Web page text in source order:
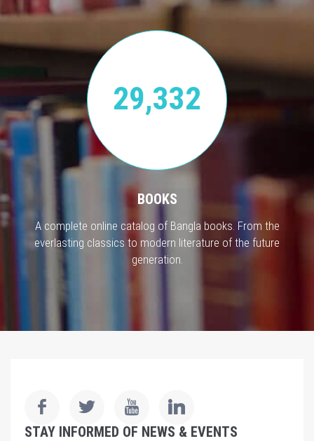
29,332
BOOKS
A complete online catalog of Bangla books. From the
everlasting classics to modern literature of the future
generation.
STAY INFORMED OF NEWS & EVENTS